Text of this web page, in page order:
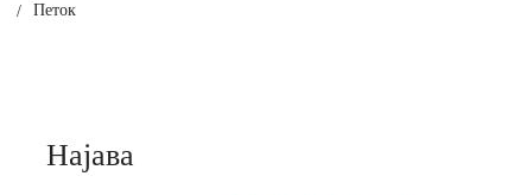
Петок
Најава